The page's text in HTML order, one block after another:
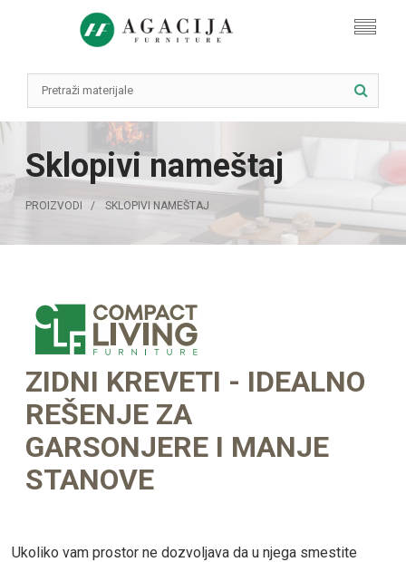
Sklopivi nameštaj
PROIZVODI SKLOPIVI NAMEŠTAJ
ZIDNI KREVETI - IDEALNO
REŠENJE ZA
GARSONJERE I MANJE
STANOVE
Ukoliko vam prostor ne dozvoljava da u njega smestite